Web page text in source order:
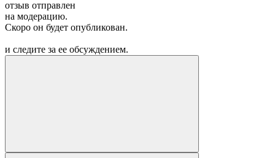
отзыв отправлен
на модерацию.
Скоро он будет опубликован.
и следите за ее обсуждением.